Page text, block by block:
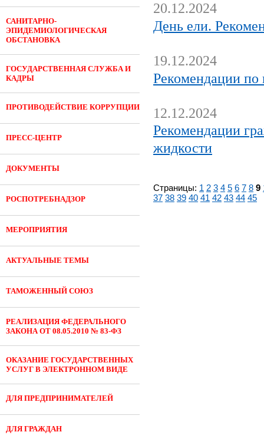
САНИТАРНО-
ЭПИДЕМИОЛОГИЧЕСКАЯ
ОБСТАНОВКА
ГОСУДАРСТВЕННАЯ СЛУЖБА И
КАДРЫ
ПРОТИВОДЕЙСТВИЕ КОРРУПЦИИ
ПРЕСС-ЦЕНТР
ДОКУМЕНТЫ
РОСПОТРЕБНАДЗОР
МЕРОПРИЯТИЯ
АКТУАЛЬНЫЕ ТЕМЫ
ТАМОЖЕННЫЙ СОЮЗ
РЕАЛИЗАЦИЯ ФЕДЕРАЛЬНОГО
ЗАКОНА ОТ 08.05.2010 № 83-ФЗ
ОКАЗАНИЕ ГОСУДАРСТВЕННЫХ
УСЛУГ В ЭЛЕКТРОННОМ ВИДЕ
ДЛЯ ПРЕДПРИНИМАТЕЛЕЙ
ДЛЯ ГРАЖДАН
20.12.2024
День ели.
19.12.2024
Рекомендации по
12.12.2024
Рекомендации
жидкости
Страницы: 1 2 3 4 5 6 7 8 9
37 38 39 40 41 42 43 44 45